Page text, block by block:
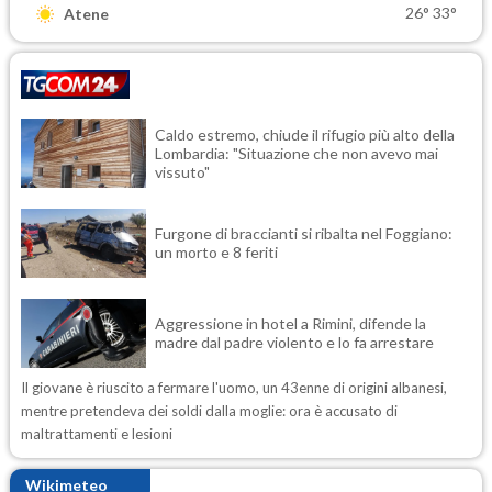
Atene 26° 33°
Caldo estremo, chiude il rifugio più alto della
Lombardia: "Situazione che non avevo mai
vissuto"
Furgone di braccianti si ribalta nel Foggiano:
un morto e 8 feriti
Aggressione in hotel a Rimini, difende la
madre dal padre violento e lo fa arrestare
Il giovane è riuscito a fermare l'uomo, un 43enne di origini albanesi,
mentre pretendeva dei soldi dalla moglie: ora è accusato di
maltrattamenti e lesioni
Wikimeteo